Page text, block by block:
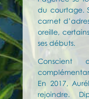
du courtage.
carnet
oreille,
ses débuts.
En 2017,
rejoindre.